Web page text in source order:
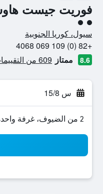
فوريت جيست
تقييم فئة 2
سيول، كوريا الجنوبية
+82 (0) 109 069 4068
8.6 ممتاز 609 من التقييمات تم التحقق منها
س 15/8
2 من الضيوف، غرفة واحدة